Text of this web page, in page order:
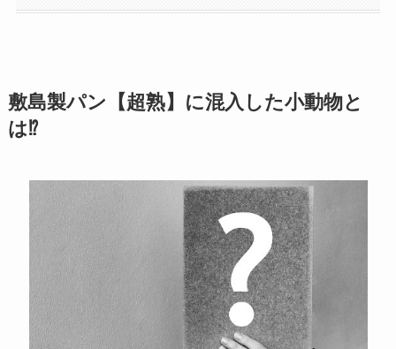
敷島製パン【超熟】に混入した小動物と
は⁉